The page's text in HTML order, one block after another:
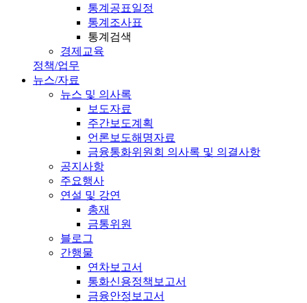
통계공표일정
통계조사표
통계검색
경제교육
정책/업무
뉴스/자료
뉴스 및 의사록
보도자료
주간보도계획
언론보도해명자료
금융통화위원회 의사록 및 의결사항
공지사항
주요행사
연설 및 강연
총재
금통위원
블로그
간행물
연차보고서
통화신용정책보고서
금융안정보고서